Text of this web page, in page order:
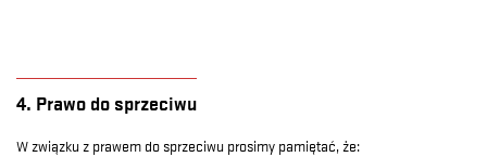
4. Prawo do sprzeciwu
W związku z prawem do sprzeciwu prosimy pamiętać, że: